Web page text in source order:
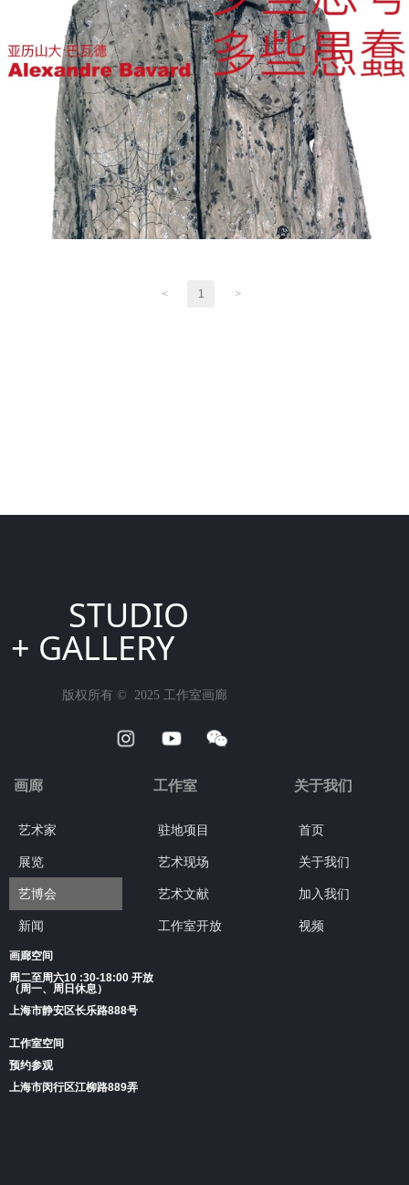
< 1 >
版权所有 ©  2025 工作室画廊
画廊
艺术家
展览
艺博会
新闻
驻地项目
艺术现场
艺术文献
工作室开放
工作室
首页
关于我们
加入我们
视频
关于我们
STUDIO
+ GALLERY
画廊空间
周二至周六10 :30-18:00 开放
（周一、周日休息）
上海市静安区长乐路888号
工作室空间
预约参观
上海市闵行区江柳路889弄